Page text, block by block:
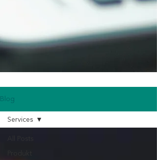
Blog
Services